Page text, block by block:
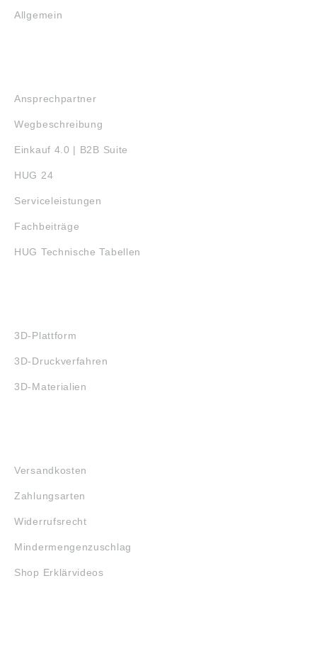
Allgemein
Ansprechpartner
Wegbeschreibung
Einkauf 4.0 | B2B Suite
HUG 24
Serviceleistungen
Fachbeiträge
HUG Technische Tabellen
3D-Plattform
3D-Druckverfahren
3D-Materialien
Versandkosten
Zahlungsarten
Widerrufsrecht
Mindermengenzuschlag
Shop Erklärvideos